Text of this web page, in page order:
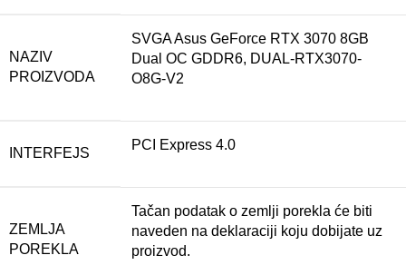
NAZIV
PROIZVODA
SVGA Asus GeForce RTX 3070 8GB
Dual OC GDDR6, DUAL-RTX3070-
O8G-V2
INTERFEJS
PCI Express 4.0
ZEMLJA
POREKLA
Tačan podatak o zemlji porekla će biti
naveden na deklaraciji koju dobijate uz
proizvod.